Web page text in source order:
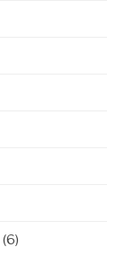
(6)